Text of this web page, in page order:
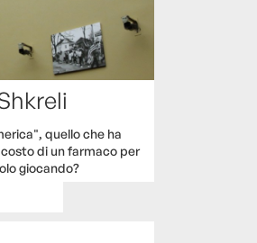
quello che ha
di un farmaco per
giocando?